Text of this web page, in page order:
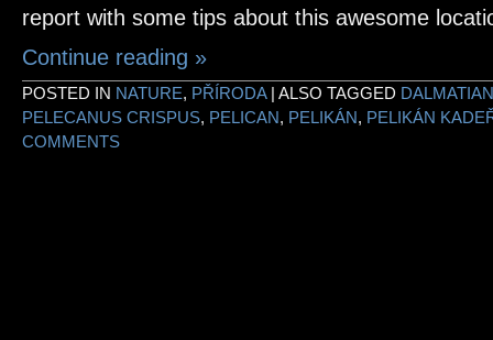
report with some tips about this awesome
Continue reading »
POSTED IN NATURE, PŘÍRODA | ALSO TAGGED
PELECANUS CRISPUS, PELICAN, PELIKÁN, PELIKÁN
COMMENTS